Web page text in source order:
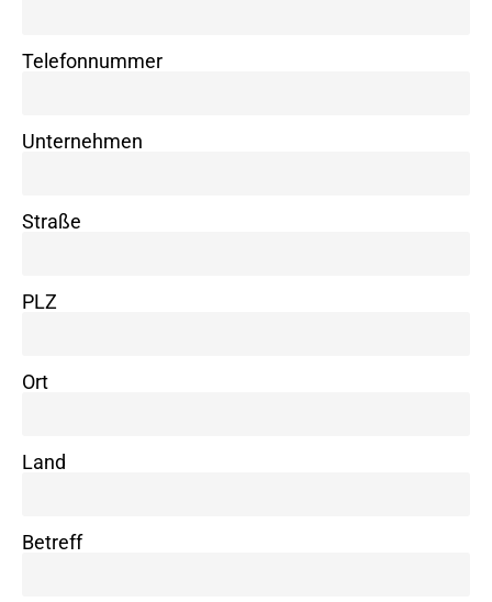
Telefonnummer
Unternehmen
Straße
PLZ
Ort
Land
Betreff